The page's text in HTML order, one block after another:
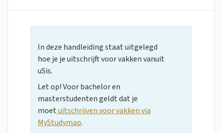
In deze handleiding staat uitgelegd
hoe je je uitschrijft voor vakken vanuit
uSis.
Let op! Voor bachelor en
masterstudenten geldt dat je
moetuitschrijven voor vakken via
MyStudymap.